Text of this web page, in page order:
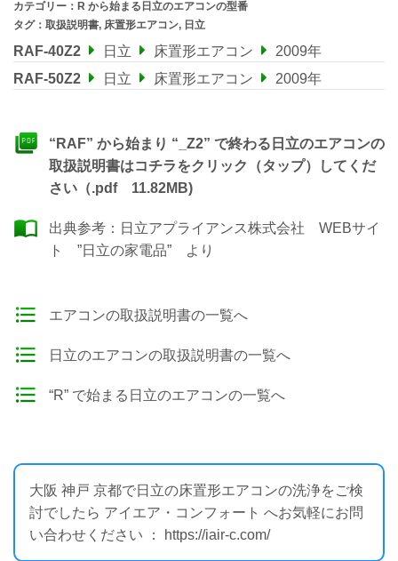
カテゴリー： R から始まる日立のエアコンの型番
タグ： 取扱説明書, 床置形エアコン, 日立
RAF-40Z2 日立 床置形エアコン
2009年
RAF-50Z2
日立 床置形エアコン 2009年
“RAF” から始まり “_Z2” で終わる日立のエアコンの
取扱説明書はコチラをクリック（タップ）してくだ
さい（.pdf 11.82MB)
出典参考： 日立アプライアンス株式会社 WEBサイ
ト ”日立の家電品” より
エアコンの取扱説明書の一覧へ
日立のエアコンの取扱説明書の一覧へ
“R” で始まる日立のエアコンの一覧へ
大阪 神戸 京都で日立の床置形エアコンの洗浄をご検
討でしたら アイエア・コンフォート へお気軽にお問
い合わせください ： https://iair-c.com/